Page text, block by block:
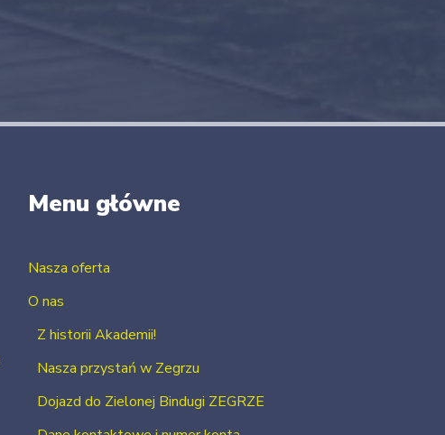
Menu główne
Nasza oferta
O nas
Z historii Akademii!
Nasza przystań w Zegrzu
Dojazd do Zielonej Bindugi ZEGRZE